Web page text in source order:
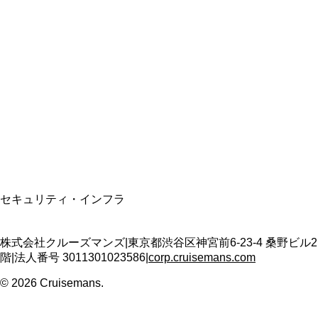
セキュリティ・インフラ
株式会社クルーズマンズ 東京都渋谷区神宮前6-23-4 桑野ビル2
階 法人番号 3011301023586 corp.cruisemans.com
© 2026 Cruisemans.